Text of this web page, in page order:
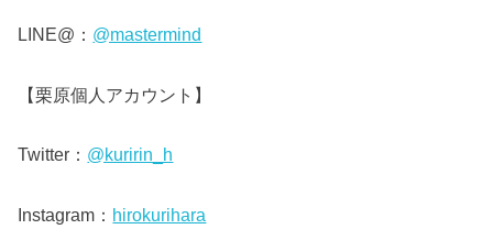
LINE@： @mastermind
【栗原個人アカウント】
Twitter： @kuririn_h
Instagram： hirokurihara